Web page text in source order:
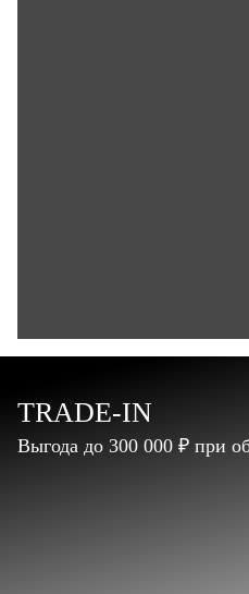
TRADE-IN
Выгода до 300 000 ₽ при